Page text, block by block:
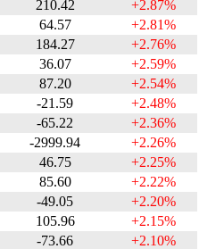
210.42
+2.87%
64.57
+2.81%
184.27
+2.76%
36.07
+2.59%
87.20
+2.54%
-21.59
+2.48%
-65.22
+2.36%
-2999.94
+2.26%
46.75
+2.25%
85.60
+2.22%
-49.05
+2.20%
105.96
+2.15%
-73.66
+2.10%